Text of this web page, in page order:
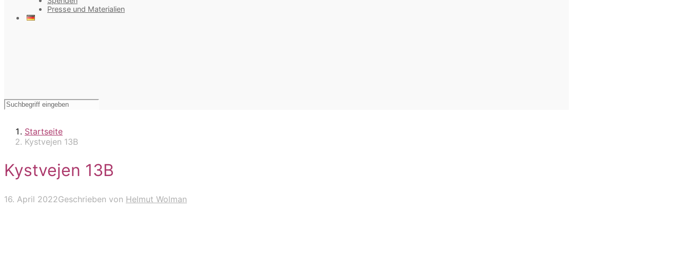
Presse und Materialien
Startseite
Kystvejen 13B
Kystvejen 13B
16. April 2022Geschrieben von Helmut Wolman